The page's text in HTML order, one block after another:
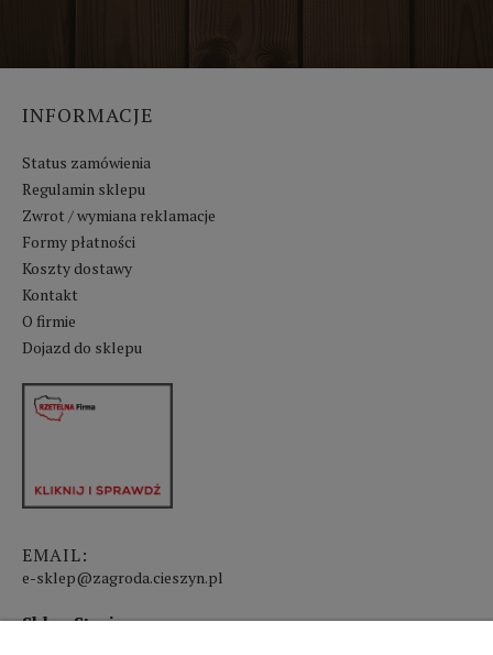
INFORMACJE
Status zamówienia
Regulamin sklepu
Zwrot / wymiana reklamacje
Formy płatności
Koszty dostawy
Kontakt
O firmie
Dojazd do sklepu
EMAIL:
e-sklep@zagroda.cieszyn.pl
Sklep Stacjonarny czynny: